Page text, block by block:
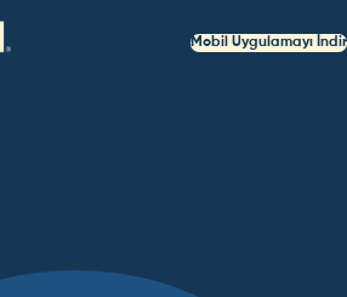
Mobil Uygulamayı İndir